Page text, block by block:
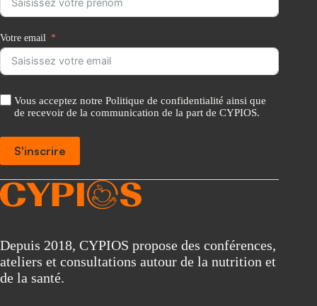
Votre email
Vous acceptez notre Politique de confidentialité ainsi que
de recevoir de la communication de la part de CYPIOS.
S'inscrire
A
l
n
a
t
Depuis 2018, CYPIOS propose des conférences,
ateliers et consultations autour de la nutrition et
de la santé.